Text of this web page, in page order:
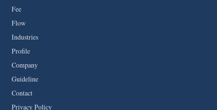
Fee
Flow
Industries
Profile
Company
Guideline
Contact
Privacy Policy